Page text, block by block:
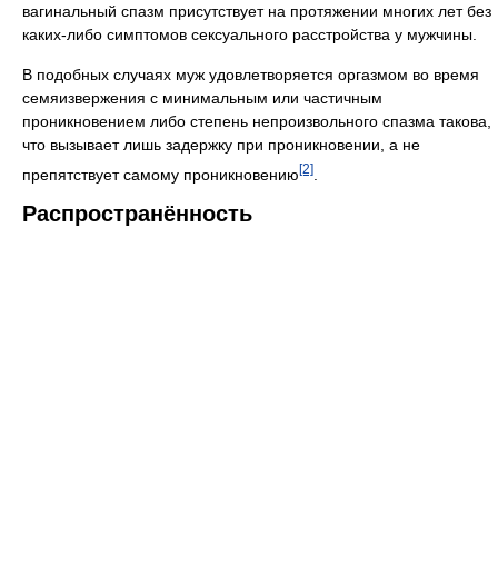
вагинальный спазм присутствует на протяжении многих лет без
каких-либо симптомов сексуального расстройства у мужчины.
В подобных случаях муж удовлетворяется оргазмом во время
семяизвержения с минимальным или частичным
проникновением либо степень непроизвольного спазма такова,
что вызывает лишь задержку при проникновении, а не
препятствует самому проникновению[2]
Распространённость